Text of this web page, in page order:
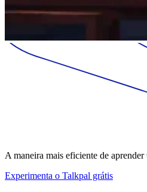
A maneira mais eficiente de
Experimenta o Talkpal grátis